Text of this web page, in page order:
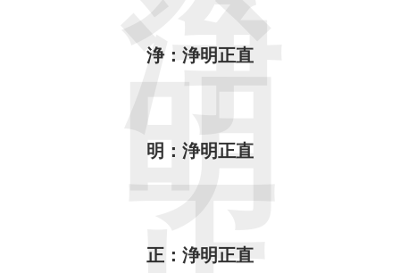
浄：浄明正直
浄
明：浄明正直
明
正：浄明正直